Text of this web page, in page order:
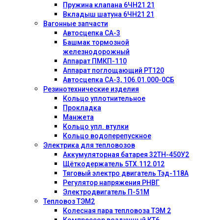
Пружина клапана 6ЧН21 21
Вкладыш шатуна 6ЧН21 21
Вагонные запчасти
Автосцепка СА-3
Башмак тормозной
железнодорожный
Аппарат ПМКП-110
Аппарат поглощающий РТ120
Автосцепка СА-3, 106.01.000-0СБ
Резинотехнические изделия
Кольцо уплотнительное
Прокладка
Манжета
Кольцо упл. втулки
Кольцо водоперепускное
Электрика для тепловозов
Аккумуляторная батарея 32ТН-450У2
Щёткодержатель 5ТХ.112.012
Тяговый электро двигатель Тэд-118А
Регулятор напряжения РНВГ
Электродвигатель П-51М
Тепловоз ТЭМ2
Колесная пара тепловоза ТЭМ 2